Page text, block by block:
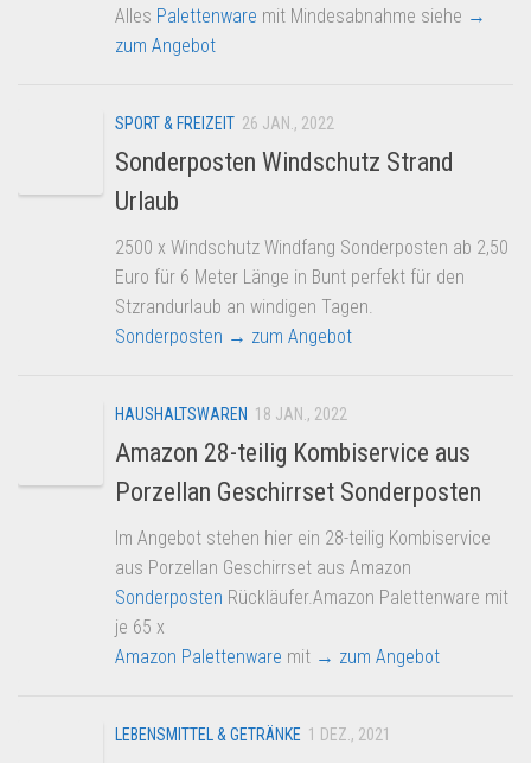
Alles Palettenware mit Mindesabnahme siehe →
zum Angebot
SPORT & FREIZEIT 26 JAN., 2022
Sonderposten Windschutz Strand
Urlaub
2500 x Windschutz Windfang Sonderposten ab 2,50
Euro für 6 Meter Länge in Bunt perfekt für den
Stzrandurlaub an windigen Tagen.
Sonderposten → zum Angebot
HAUSHALTSWAREN 18 JAN., 2022
Amazon 28-teilig Kombiservice aus
Porzellan Geschirrset Sonderposten
Im Angebot stehen hier ein 28-teilig Kombiservice
aus Porzellan Geschirrset aus Amazon
Sonderposten Rückläufer.Amazon Palettenware mit
je 65 x
Amazon Palettenware mit → zum Angebot
LEBENSMITTEL & GETRÄNKE 1 DEZ., 2021